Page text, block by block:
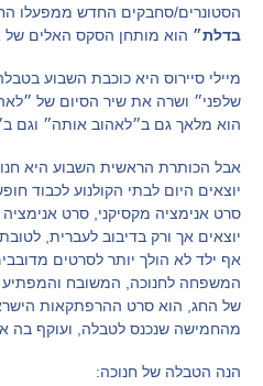
הסטונרים/סחבקים החדש ממפעלו
בדלת״ הוא מותחן הסקס האלים של
מיילי סיירוס היא כוכבת השבוע
שלפני״ ושרה את שיר הסיום של
הוא מלאך גם ב״לאהוב אותה״ וגם
אבל הכותרת הראשית השבוע היא
יוצאים היום לבתי הקולנוע לכבוד
סרט אנימציה מקסיקני, סרט
אף ילד לא הולך יותר לסרטים
המשפחה לחנוכה, המשובח והמפתיע
של החג, הוא סרט ההרפתקאות
מהחמישה שנכנס לטבלה, ועוקף בה
הנה הטבלה של חנוכה: